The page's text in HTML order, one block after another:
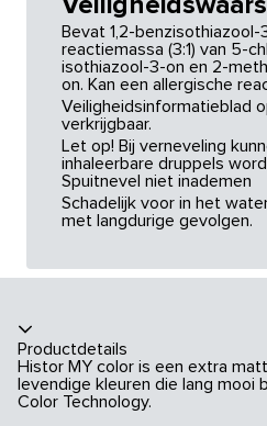
Bevat 1,2-benzisothiazool-
reactiemassa (3:1) van 5-
isothiazool-3-on en 2-
on. Kan een allergische
Veiligheidsinformatieblad
verkrijgbaar.
Let op! Bij verneveling
inhaleerbare druppels
Spuitnevel niet inademen
Schadelijk voor in het
met langdurige gevolgen.
Productdetails
Histor MY color is een extra
levendige kleuren die lang mooi
Color Technology.